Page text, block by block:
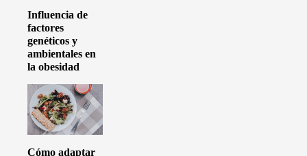
Influencia de
factores
genéticos y
ambientales en
la obesidad
Cómo adaptar